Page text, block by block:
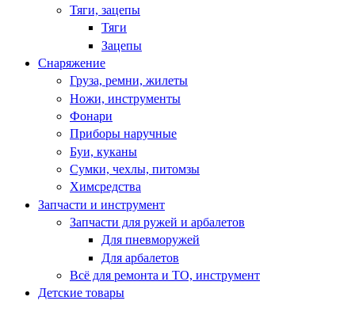
Тяги, зацепы
Тяги
Зацепы
Снаряжение
Груза, ремни, жилеты
Ножи, инструменты
Фонари
Приборы наручные
Буи, куканы
Сумки, чехлы, питомзы
Химсредства
Запчасти и инструмент
Запчасти для ружей и арбалетов
Для пневморужей
Для арбалетов
Всё для ремонта и ТО, инструмент
Детские товары